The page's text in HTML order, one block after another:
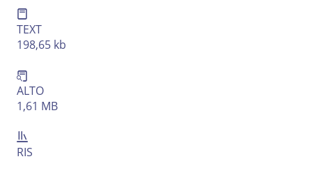
TEXT
198,65 kb
ALTO
1,61 MB
RIS